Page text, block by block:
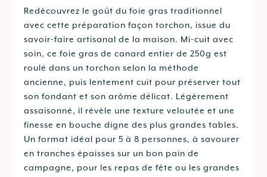
Redécouvrez le goût du foie gras traditionnel
avec cette préparation façon torchon, issue du
savoir-faire artisanal de la maison. Mi-cuit avec
soin, ce foie gras de canard entier de 250g est
roulé dans un torchon selon la méthode
ancienne, puis lentement cuit pour préserver tout
son fondant et son arôme délicat. Légèrement
assaisonné, il révèle une texture veloutée et une
finesse en bouche digne des plus grandes tables.
Un format idéal pour 5 à 8 personnes, à savourer
en tranches épaisses sur un bon pain de
campagne, pour les repas de fête ou les grandes